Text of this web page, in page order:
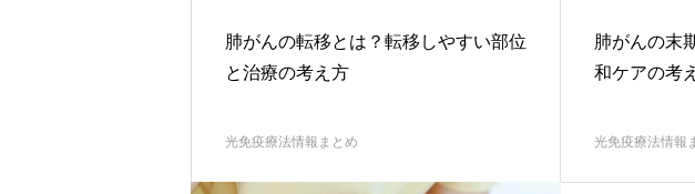
肺がんの転移とは？転移しやすい部位
と治療の考え方
光免疫療法情報まとめ
肺がんの末
和ケアの考
光免疫療法情報